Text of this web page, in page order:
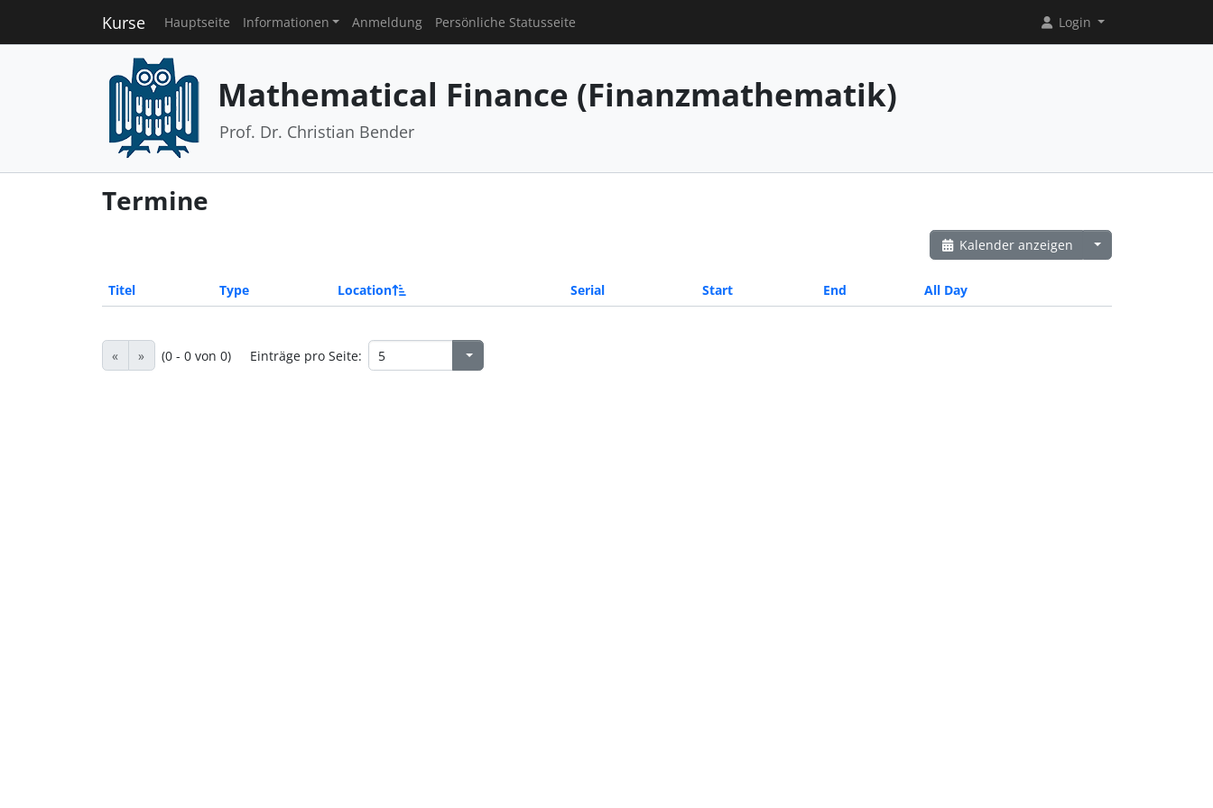
Kurse Hauptseite Informationen Anmeldung Persönliche Statusseite Login
Mathematical Finance (Finanzmathematik)
Prof. Dr. Christian Bender
Termine
Kalender anzeigen
Titel Type Location Serial Start End All Day
« » (0 - 0 von 0) Einträge pro Seite: